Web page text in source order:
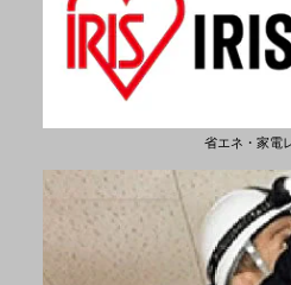
省エネ・家電